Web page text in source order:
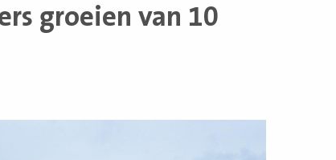
groeien van 10